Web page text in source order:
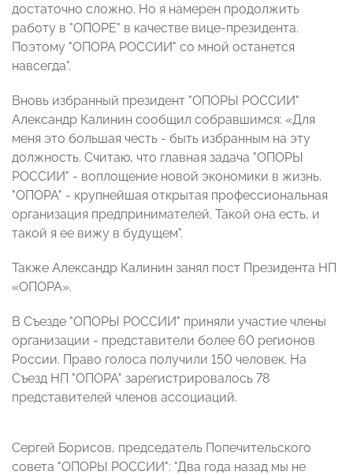
достаточно сложно. Но я намерен продолжить
работу в "ОПОРЕ" в качестве вице-президента.
Поэтому "ОПОРА РОССИИ" со мной останется
навсегда".
Вновь избранный президент "ОПОРЫ РОССИИ"
Александр Калинин сообщил собравшимся: «Для
меня это большая честь - быть избранным на эту
должность. Считаю, что главная задача "ОПОРЫ
РОССИИ" - воплощение новой экономики в жизнь.
"ОПОРА" - крупнейшая открытая профессиональная
организация предпринимателей. Такой она есть, и
такой я ее вижу в будущем".
Также Александр Калинин занял пост Президента НП
«ОПОРА».
В Съезде "ОПОРЫ РОССИИ" приняли участие члены
организации - представители более 60 регионов
России. Право голоса получили 150 человек. На
Съезд НП "ОПОРА" зарегистрировалось 78
представителей членов ассоциаций.
Сергей Борисов, председатель Попечительского
совета "ОПОРЫ РОССИИ": "Два года назад мы не